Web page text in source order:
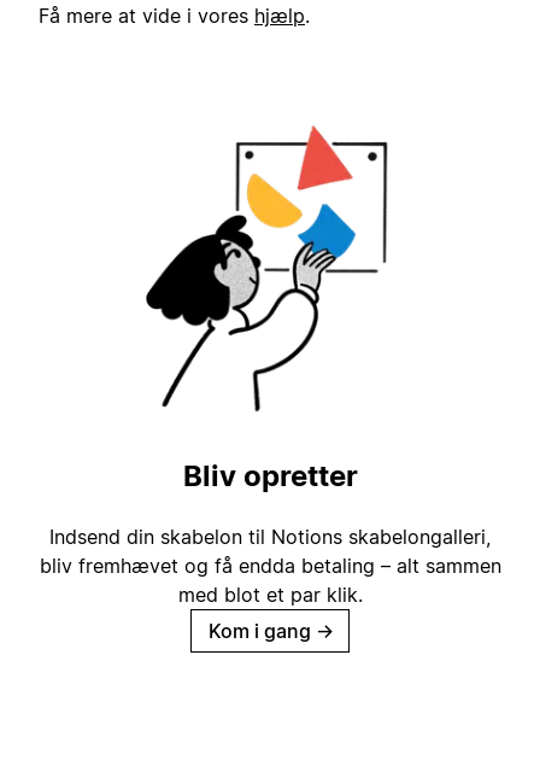
Få mere at vide i vores hjælp.
Bliv opretter
Indsend din skabelon til Notions skabelongalleri,
bliv fremhævet og få endda betaling – alt sammen
med blot et par klik.
Kom i gang →